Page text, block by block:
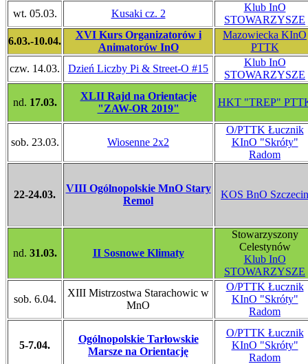
wt. 05.03.
Kusaki cz. 2
Klub InO
STOWARZYSZE
6.03.-10.04.
XVI Kurs Organizatorów i
Animatorów InO
Mazowiecka KInO
PTTK
czw. 14.03.
Dzień Liczby Pi & Street-O #15
Klub InO
STOWARZYSZE
nd. 17.03.
XLII Rajd na Orientację
"ZAW-OR 2019"
HKT "TREP"
sob. 23.03. Wiosenne 2x2
O/PTTK Łucznik
KInO "Skróty"
Radom
22-24.03.
VIII Ogólnopolskie MnO Stary
Remol
KOS BnO Szczecin
nd. 31.03. II Sosnowe Klimaty
Stowarzyszony
Celestynów
Klub InO
STOWARZYSZE
sob. 6.04.
XIII Mistrzostwa Starachowic w
MnO
O/PTTK Łucznik
KInO "Skróty"
Radom
5-7.04.
Ogólnopolskie Tarłowskie
Marsze na Orientację
O/PTTK Łucznik
KInO "Skróty"
Radom